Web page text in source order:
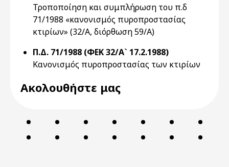
Τροποποίηση και συμπλήρωση του π.δ
71/1988 «κανονισμός πυροπροστασίας
κτιρίων» (32/Α, διόρθωση 59/Α)
Π.Δ. 71/1988 (ΦΕΚ 32/Α` 17.2.1988)
Κανονισμός πυροπροστασίας των κτιρίων
Ακολουθήστε μας